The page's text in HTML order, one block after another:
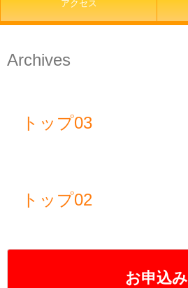
アクセス
お申込み
Archives
トップ03
トップ02